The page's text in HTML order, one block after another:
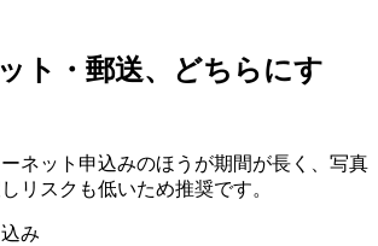
ト・郵送、どちらにす
ネット申込みのほうが期間が長く、写真
リスクも低いため推奨です。
み